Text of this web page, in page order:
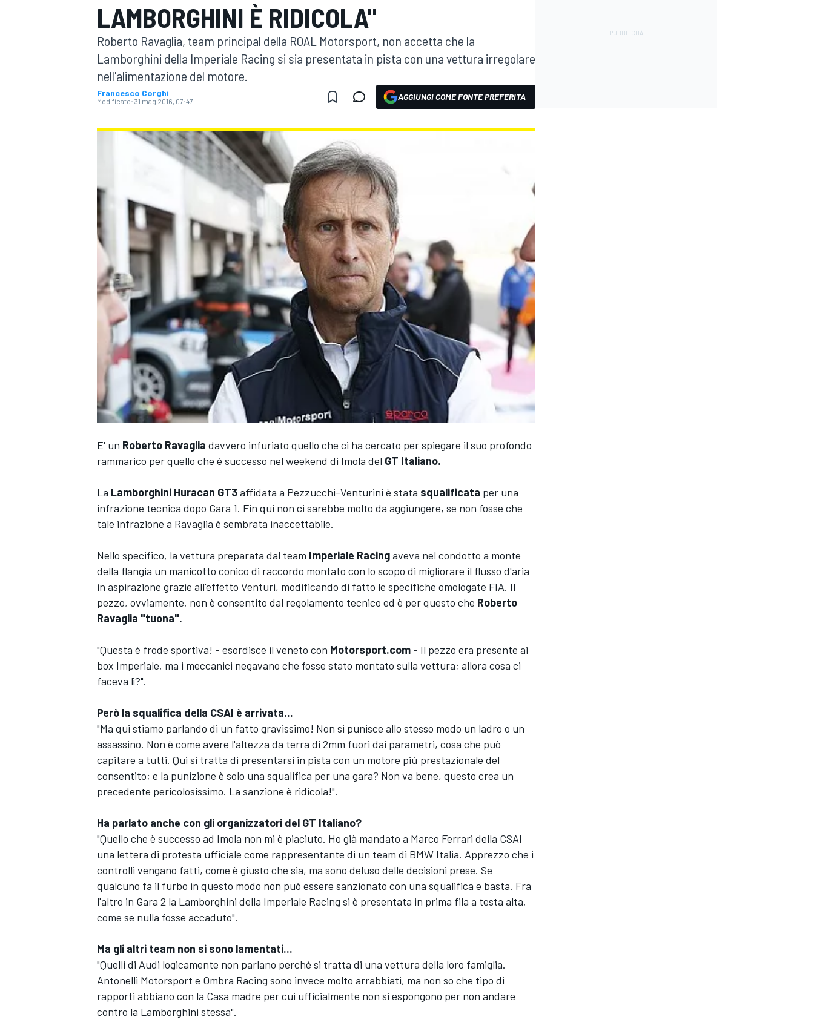
MOTOGP WEC
MONOPOSTO
LAMBORGHINI È RIDICOLA"
Roberto Ravaglia, team principal della ROAL Motorsport, non accetta che la
Lamborghini della Imperiale Racing si sia presentata in pista con una vettura irregolare
nell'alimentazione del motore.
Francesco Corghi
Modificato: 31 mag 2016, 07:47 AGGIUNGI COME FONTE PREFERITA
E' un Roberto Ravaglia davvero infuriato quello che ci ha cercato per spiegare il suo profondo
rammarico per quello che è successo nel weekend di Imola del GT Italiano.
La Lamborghini Huracan GT3affidata a Pezzucchi-Venturini è stata squalificata per una
infrazione tecnica dopo Gara 1. Fin qui non ci sarebbe molto da aggiungere, se non fosse che
tale infrazione a Ravaglia è sembrata inaccettabile.
Nello specifico, la vettura preparata dal team Imperiale Racingaveva nel condotto a monte
della flangia un manicotto conico di raccordo montato con lo scopo di migliorare il flusso d'aria
in aspirazione grazie all'effetto Venturi, modificando di fatto le specifiche omologate FIA. Il
pezzo, ovviamente, non è consentito dal regolamento tecnico ed è per questo che Roberto
Ravaglia "tuona".
"Questa è frode sportiva! - esordisce il veneto con Motorsport.com - Il pezzo era presente ai
box Imperiale, ma i meccanici negavano che fosse stato montato sulla vettura; allora cosa ci
faceva lì?".
Però la squalifica della CSAI è arrivata...
"Ma qui stiamo parlando di un fatto gravissimo! Non si punisce allo stesso modo un ladro o un
assassino. Non è come avere l'altezza da terra di 2mm fuori dai parametri, cosa che può
capitare a tutti. Qui si tratta di presentarsi in pista con un motore più prestazionale del
consentito; e la punizione è solo una squalifica per una gara? Non va bene, questo crea un
precedente pericolosissimo. La sanzione è ridicola!".
Ha parlato anche con gli organizzatori del GT Italiano?
"Quello che è successo ad Imola non mi è piaciuto. Ho già mandato a Marco Ferrari della CSAI
una lettera di protesta ufficiale come rappresentante di un team di BMW Italia. Apprezzo che i
controlli vengano fatti, come è giusto che sia, ma sono deluso delle decisioni prese. Se
qualcuno fa il furbo in questo modo non può essere sanzionato con una squalifica e basta. Fra
l'altro in Gara 2 la Lamborghini della Imperiale Racing si è presentata in prima fila a testa alta,
come se nulla fosse accaduto".
Ma gli altri team non si sono lamentati...
"Quelli di Audi logicamente non parlano perché si tratta di una vettura della loro famiglia.
Antonelli Motorsport e Ombra Racing sono invece molto arrabbiati, ma non so che tipo di
rapporti abbiano con la Casa madre per cui ufficialmente non si espongono per non andare
contro la Lamborghini stessa".